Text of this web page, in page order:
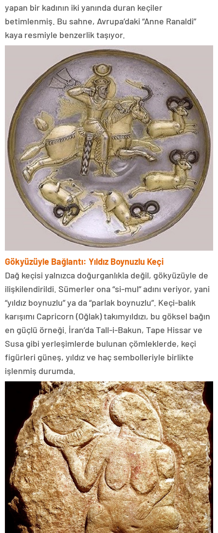
yapan bir kadının iki yanında duran keçiler
betimlenmiş. Bu sahne, Avrupa’daki “Anne Ranaldi”
kaya resmiyle benzerlik taşıyor.
Gökyüzüyle Bağlantı: Yıldız Boynuzlu Keçi
Dağ keçisi yalnızca doğurganlıkla değil, gökyüzüyle de
ilişkilendirildi. Sümerler ona “si-mul” adını veriyor, yani
“yıldız boynuzlu” ya da “parlak boynuzlu”. Keçi-balık
karışımı Capricorn (Oğlak) takımyıldızı, bu göksel bağın
en güçlü örneği. İran’da Tall-i-Bakun, Tape Hissar ve
Susa gibi yerleşimlerde bulunan çömleklerde, keçi
figürleri güneş, yıldız ve haç sembolleriyle birlikte
işlenmiş durumda.